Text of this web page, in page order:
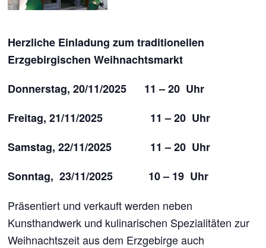
Herzliche Einladung zum traditionellen
Erzgebirgischen Weihnachtsmarkt
Donnerstag, 20/11/2025 11 – 20 Uhr
Freitag, 21/11/2025 11 – 20 Uhr
Samstag, 22/11/2025 11 – 20 Uhr
Sonntag, 23/11/2025 10 – 19 Uhr
Präsentiert und verkauft werden neben
Kunsthandwerk und kulinarischen Spezialitäten zur
Weihnachtszeit aus dem Erzgebirge auch